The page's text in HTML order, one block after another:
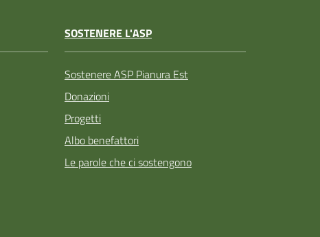
SOSTENERE L'ASP
Sostenere ASP Pianura Est
Donazioni
Progetti
Albo benefattori
Le parole che ci sostengono